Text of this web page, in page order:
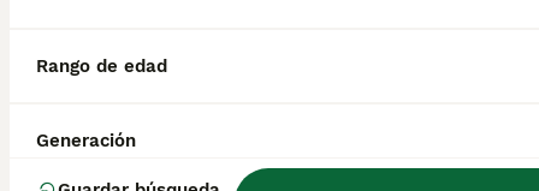
Rango de edad
Generación
Ratonero Bodeguero Andaluz & Chihuahua Híbrido